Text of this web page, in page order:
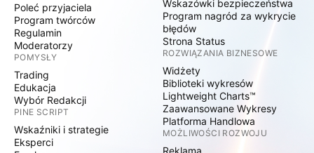
Poleć przyjaciela
Program twórców
Regulamin
Moderatorzy
POMYSŁY
Trading
Edukacja
Wybór Redakcji
PINE SCRIPT
Wskaźniki i strategie
Eksperci
Wskazówki bezpieczeństwa
Program nagród za wykrycie
błędów
Strona Status
ROZWIĄZANIA BIZNESOWE
Widżety
Biblioteki wykresów
Lightweight Charts™
Zaawansowane Wykresy
Platforma Handlowa
MOŻLIWOŚCI ROZWOJU
Reklama